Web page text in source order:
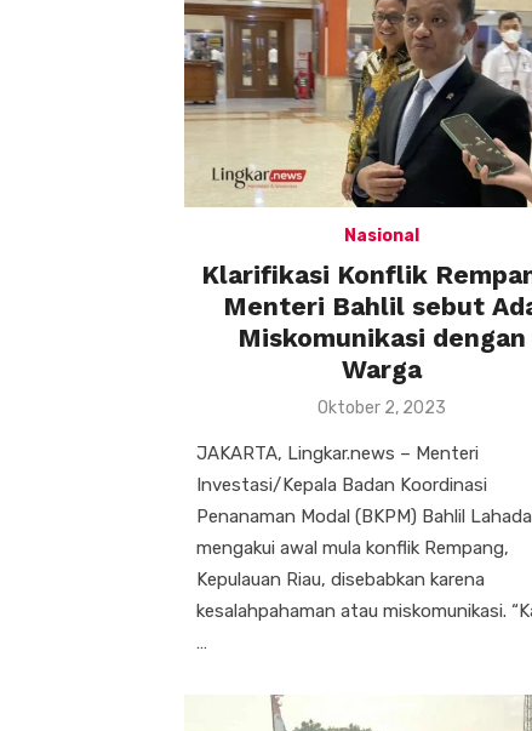
Nasional
Klarifikasi Konflik
Menteri Bahlil sebut
Miskomunikasi dengan
Warga
Posted
Oktober 2, 2023
JAKARTA, Lingkar.news – Menteri
Investasi/Kepala Badan Koordinasi
Penanaman Modal (BKPM) Bahlil
mengakui awal mula konflik Rempang,
Kepulauan Riau, disebabkan karena
kesalahpahaman atau miskomunikasi.
…